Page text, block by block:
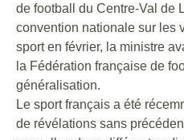
de football du Centre-Val de
convention nationale sur les
sport en février, la ministre
la Fédération française de
généralisation.
Le sport français a été
de révélations sans